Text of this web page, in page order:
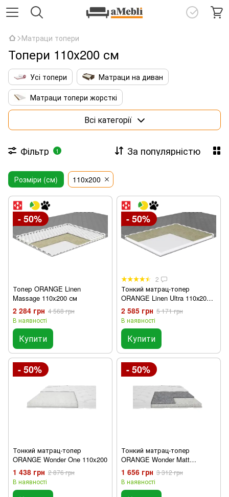
Матраци топери
Топери 110х200 см
Усі топери
Матраци на диван
Матраци топери жорсткі
Матраци топери з кокосовою койрою
Матраци топери 140х190
Матраци топери 160х190
Матраци топери 160х200
Матраци топери 180х200
Всі категорії
Фільтр 1 За популярністю
Розміри (см) 110x200
- 50%
Топер ORANGE Linen
Massage 110x200 см
2 284 грн 4 568 грн
В наявності
Купити
- 50%
2
Тонкий матрац-топер
ORANGE Linen Ultra 110х200
см
2 585 грн 5 171 грн
В наявності
Купити
- 50%
Тонкий матрац-топер
ORANGE Wonder One 110x200
1 438 грн 2 876 грн
В наявності
- 50%
Тонкий матрац-топер
ORANGE Wonder Matt
110x200
1 656 грн 3 312 грн
В наявності